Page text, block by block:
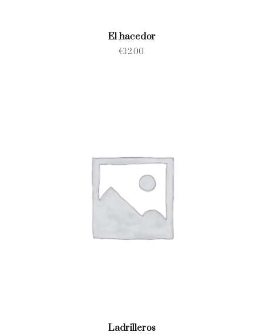
El hacedor
€12.00
Ladrilleros